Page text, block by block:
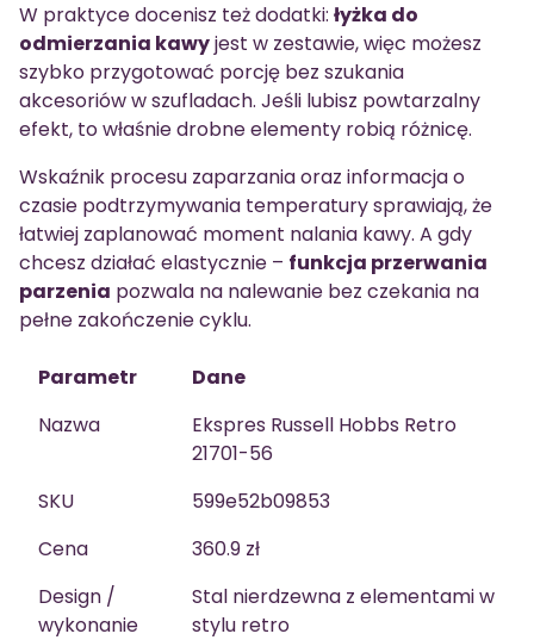
W praktyce docenisz też dodatki: łyżka do
odmierzania kawyjest w zestawie, więc możesz
szybko przygotować porcję bez szukania
akcesoriów w szufladach. Jeśli lubisz powtarzalny
efekt, to właśnie drobne elementy robią różnicę.
Wskaźnik procesu zaparzania oraz informacja o
czasie podtrzymywania temperatury sprawiają, że
łatwiej zaplanować moment nalania kawy. A gdy
chcesz działać elastycznie – funkcja przerwania
parzenia pozwala na nalewanie bez czekania na
pełne zakończenie cyklu.
Parametr
Dane
Nazwa
Ekspres Russell Hobbs Retro
21701-56
SKU
599e52b09853
Cena
360.9 zł
Design /
wykonanie
Stal nierdzewna z elementami w
stylu retro